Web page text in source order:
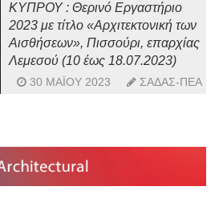
ΚΥΠΡΟΥ : Θερινό Εργαστήριο
2023 με τίτλο «Αρχιτεκτονική των
Αισθήσεων», Πισσούρι, επαρχίας
Λεμεσού (10 έως 18.07.2023)
30 ΜΑΪ́ΟΥ 2023 ΣΑΔΑΣ-ΠΕΑ